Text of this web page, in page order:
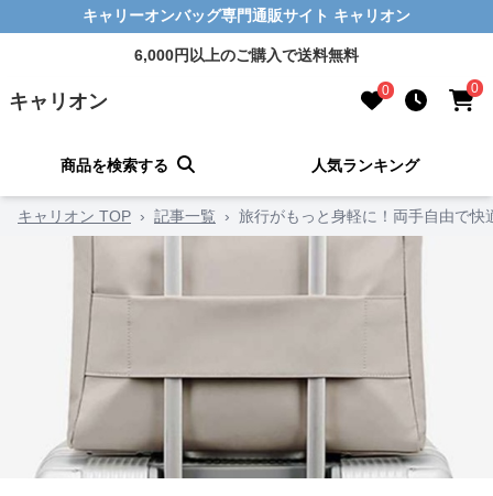
キャリーオンバッグ専門通販サイト キャリオン
6,000円以上のご購入で送料無料
キャリオン 0 0
商品を検索する 人気ランキング
キャリオン TOP › 記事一覧 › 旅行がもっと身軽に！両手自由で